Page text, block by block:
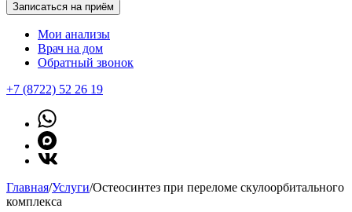
Записаться на приём
Мои анализы
Врач на дом
Обратный звонок
+7 (8722) 52 26 19
Главная/Услуги/Остеосинтез при переломе скулоорбитального
комплекса